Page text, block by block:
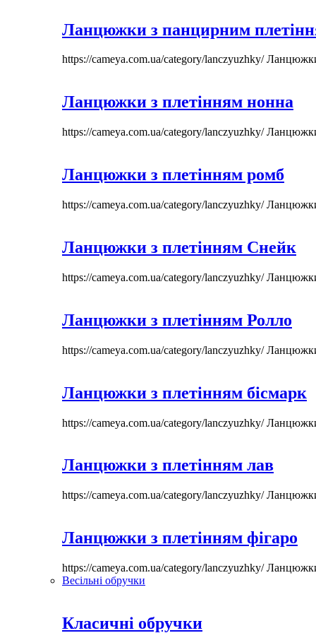
Ланцюжки з панцирним
https://cameya.com.ua/category/lanczyuzhky/
Ланцюжки з плетінням нонна
https://cameya.com.ua/category/lanczyuzhky/
Ланцюжки з плетінням ромб
https://cameya.com.ua/category/lanczyuzhky/
Ланцюжки з плетінням Снейк
https://cameya.com.ua/category/lanczyuzhky/
Ланцюжки з плетінням Ролло
https://cameya.com.ua/category/lanczyuzhky/
Ланцюжки з плетінням бісмарк
https://cameya.com.ua/category/lanczyuzhky/
Ланцюжки з плетінням лав
https://cameya.com.ua/category/lanczyuzhky/
Ланцюжки з плетінням фігаро
https://cameya.com.ua/category/lanczyuzhky/
Весільні обручки
Класичні обручки